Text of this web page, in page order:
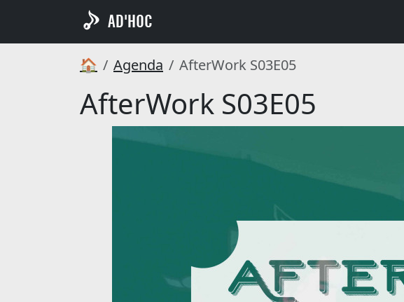
AD'HOC
🏠 Agenda AfterWork S03E05
AfterWork S03E05